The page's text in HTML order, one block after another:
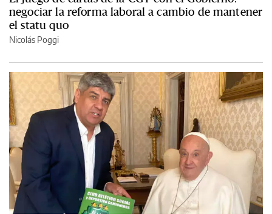
negociar la reforma laboral a cambio de mantener
el statu quo
Nicolás Poggi